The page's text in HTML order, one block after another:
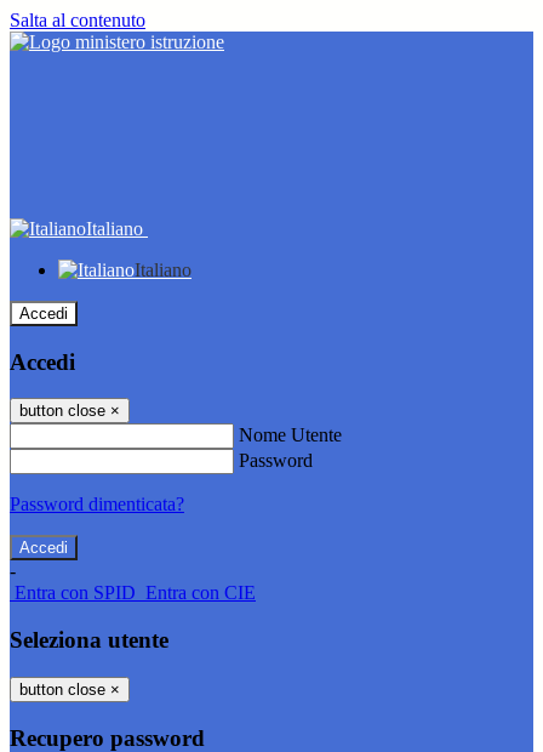
Salta al contenuto
Italiano
Italiano
Accedi
Accedi
button close ×
Nome Utente
Password
Password dimenticata?
-
Entra con SPID Entra con CIE
Seleziona utente
button close ×
Recupero password